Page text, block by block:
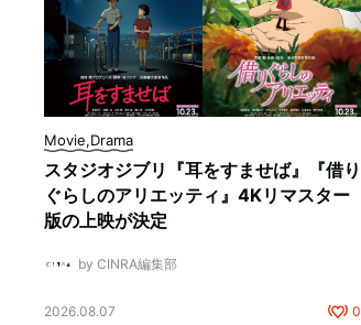
Movie,Drama
スタジオジブリ『耳をすませば』『借り
ぐらしのアリエッティ』4Kリマスター
版の上映が決定
by CINRA編集部
2026.08.07 0